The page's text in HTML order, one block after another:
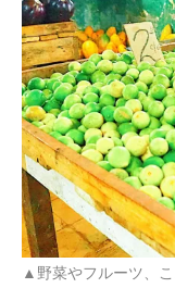
▲ 野菜やフルーツ、